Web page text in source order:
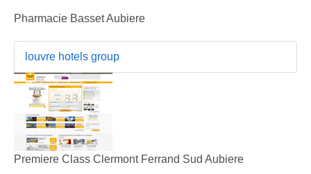
Pharmacie Basset Aubiere
louvre hotels group
Premiere Class Clermont Ferrand Sud Aubiere